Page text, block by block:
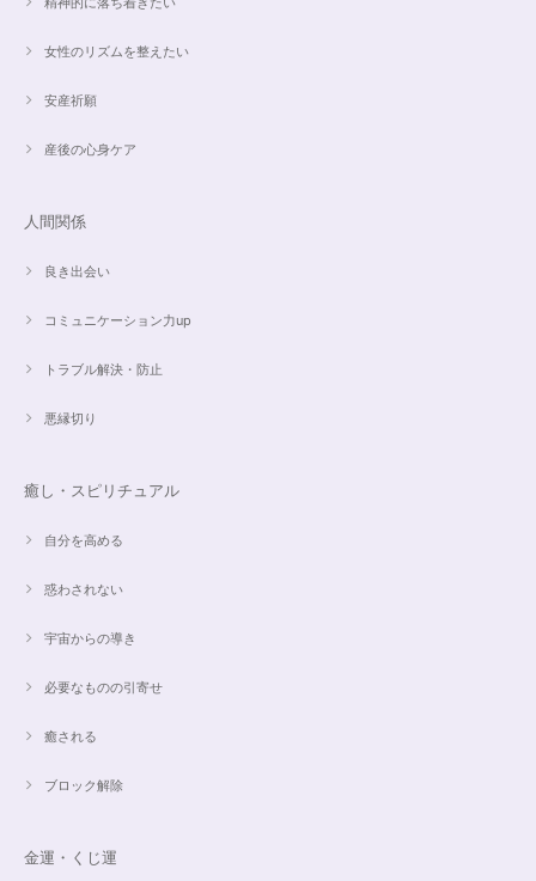
昨日、無事受け取りました。早速身につけています。 カイヤナイトがキラ
よい大きさです。 いつもありがとうございます。
すぐに手元に届きました。写真の通りで、とてもキレイで気にいっていま
す。ありがとうございました。
ちらでお願いしたいと思います☺️
女性のリズムを整えたい
安産祈願
産後の心身ケア
人間関係
良き出会い
コミュニケーション力up
トラブル解決・防止
悪縁切り
癒し・スピリチュアル
自分を高める
惑わされない
宇宙からの導き
必要なものの引寄せ
癒される
ブロック解除
金運・くじ運